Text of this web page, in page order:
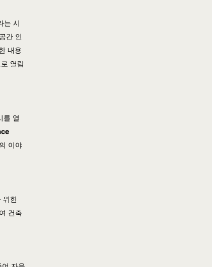
는 시
간 인
내용
열람
를 열
이야
위한
건축